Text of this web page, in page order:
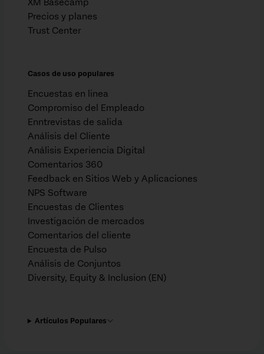
XM Basecamp
Precios y planes
Trust Center
Casos de uso populares
Encuestas en linea
Compromiso del Empleado
Enntrevistas de salida
Análisis del Cliente
Análisis Experiencia Digital
Comentarios 360
Feedback en Sitios Web y Aplicaciones
NPS Software
Encuestas de Clientes
Investigación de mercados
Comentarios del cliente
Encuesta de Pulso
Análisis de Conjuntos
Diversity, Equity & Inclusion (EN)
Artículos Populares